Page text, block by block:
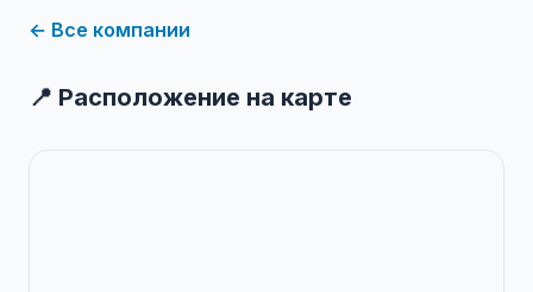
← Все компании
📍 Расположение на карте